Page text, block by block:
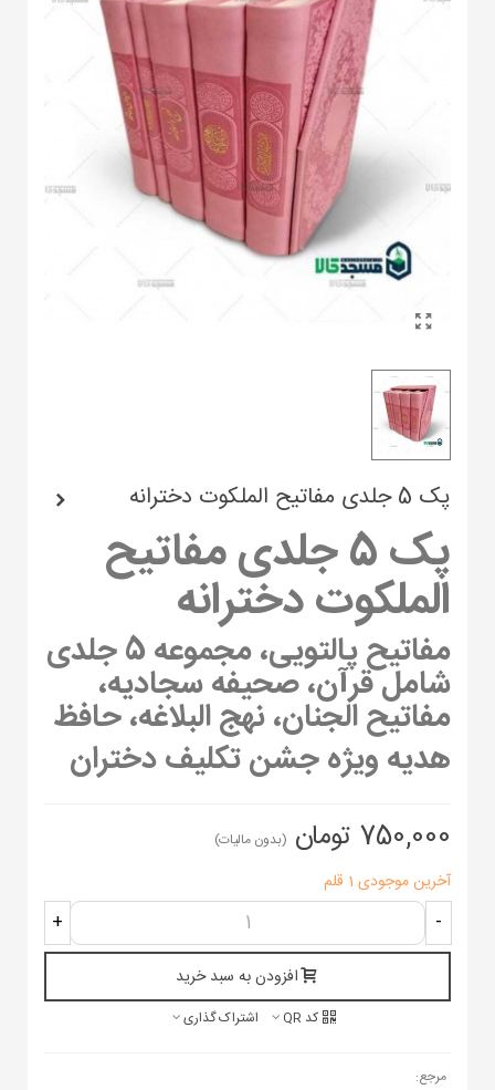
پک 5 جلدی مفاتیح الملکوت دخترانه
پک 5 جلدی مفاتیح
الملکوت دخترانه
مفاتیح پالتویی، مجموعه 5 جلدی
شامل قرآن، صحیفه سجادیه،
مفاتیح الجنان، نهج البلاغه، حافظ
هدیه ویژه جشن تکلیف دختران
750,000 تومان (بدون مالیات)
آخرین موجودی 1 قلم
-
+
افزودن به سبد خرید
کد QR اشتراک گذاری
مرجع: